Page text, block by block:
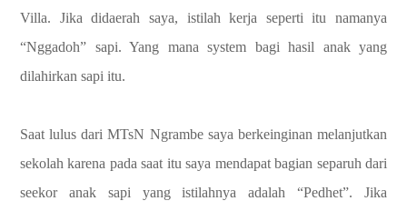
Villa. Jika didaerah saya, istilah kerja seperti itu namanya
“Nggadoh” sapi. Yang mana system bagi hasil anak yang
dilahirkan sapi itu.
Saat lulus dari MTsN Ngrambe saya berkeinginan melanjutkan
sekolah karena pada saat itu saya mendapat bagian separuh dari
seekor anak sapi yang istilahnya adalah “Pedhet”. Jika